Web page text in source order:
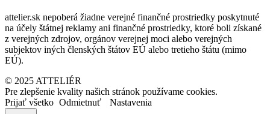
attelier.sk nepoberá žiadne verejné finančné prostriedky poskytnuté
na účely štátnej reklamy ani finančné prostriedky, ktoré boli získané
z verejných zdrojov, orgánov verejnej moci alebo verejných
subjektov iných členských štátov EÚ alebo tretieho štátu (mimo
EÚ).
© 2025 ATTELIÉR
Pre zlepšenie kvality našich stránok používame cookies.
Prijať všetko Odmietnuť Nastavenia